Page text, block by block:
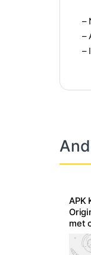
–
–
–
APK
met